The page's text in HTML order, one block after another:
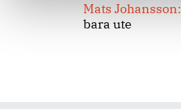
Mats Johansson:
bara ute